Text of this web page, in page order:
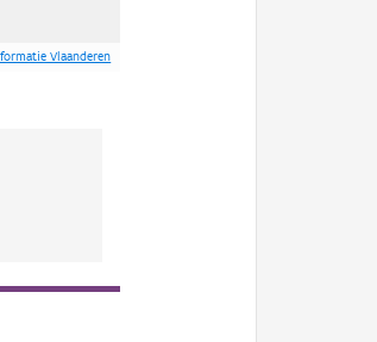
Vlaanderen